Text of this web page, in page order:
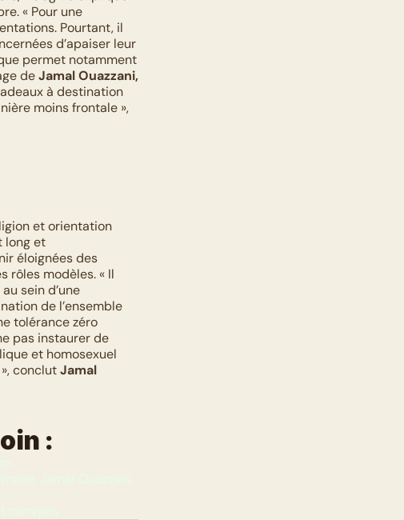
« Pour une
Pourtant, il
d’apaiser leur
permet notamment
de Jamal Ouazzani,
à destination
moins frontale »,
et orientation
long et
éloignées des
modèles. « Il
sein d’une
de l’ensemble
tolérance zéro
pas instaurer de
et homosexuel
conclut Jamal
:
Jamal Ouazzani,